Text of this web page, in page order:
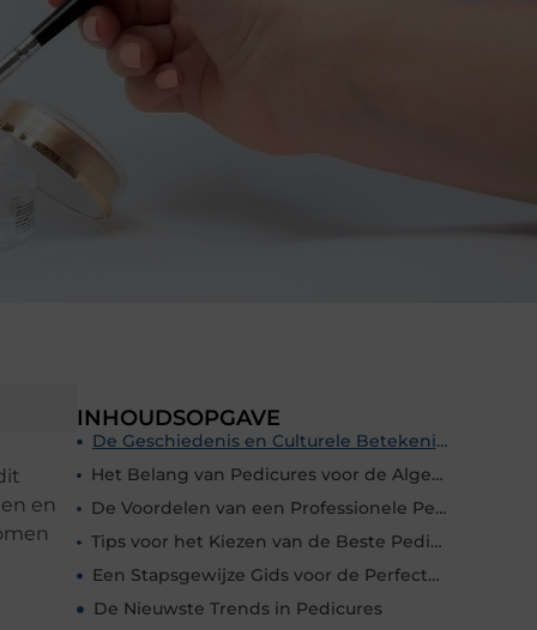
en
INHOUDSOPGAVE
De Geschiedenis en Culturele Betekenis van Pedicures
Het Belang van Pedicures voor de Algehele Voetgezondheid
De Voordelen van een Professionele Pedicure in ’s Hertogenbosch
Tips voor het Kiezen van de Beste Pedicure Salon in ’s Hertogenbosch
Een Stapsgewijze Gids voor de Perfecte Pedicure
De Nieuwste Trends in Pedicures